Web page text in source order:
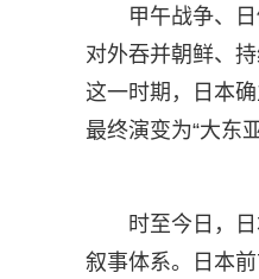
甲午战争、
对外吞并朝鲜、
这一时期，日本
最终演变为“大东
时至今日，
叙事体系。日本